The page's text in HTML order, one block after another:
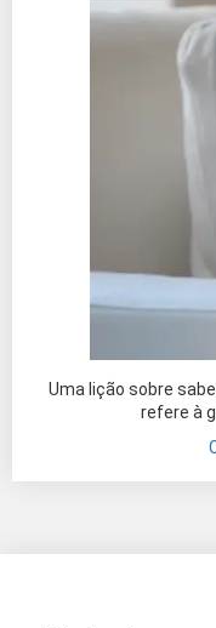
Uma lição sobre
refere à